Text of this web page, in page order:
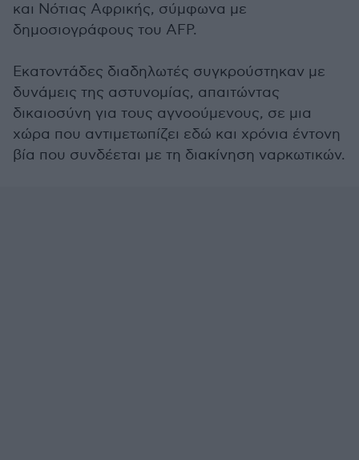
και Νότιας Αφρικής, σύμφωνα με
δημοσιογράφους του AFP.
Εκατοντάδες διαδηλωτές συγκρούστηκαν με
δυνάμεις της αστυνομίας, απαιτώντας
δικαιοσύνη για τους αγνοούμενους, σε μια
χώρα που αντιμετωπίζει εδώ και χρόνια έντονη
βία που συνδέεται με τη διακίνηση ναρκωτικών.